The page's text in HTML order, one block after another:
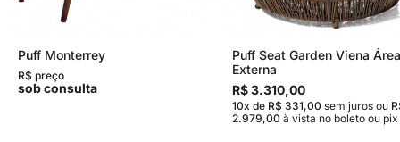
Puff Monterrey
R$ preço
sob consulta
Puff Seat Garden Viena Área
Externa
R$ 3.310,00
10x de R$ 331,00 sem juros ou
2.979,00 à vista no boleto ou pix